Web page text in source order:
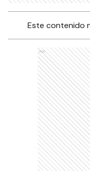
Este contenido
Ads